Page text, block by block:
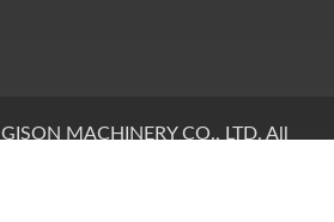
GISON MACHINERY CO., LTD. All